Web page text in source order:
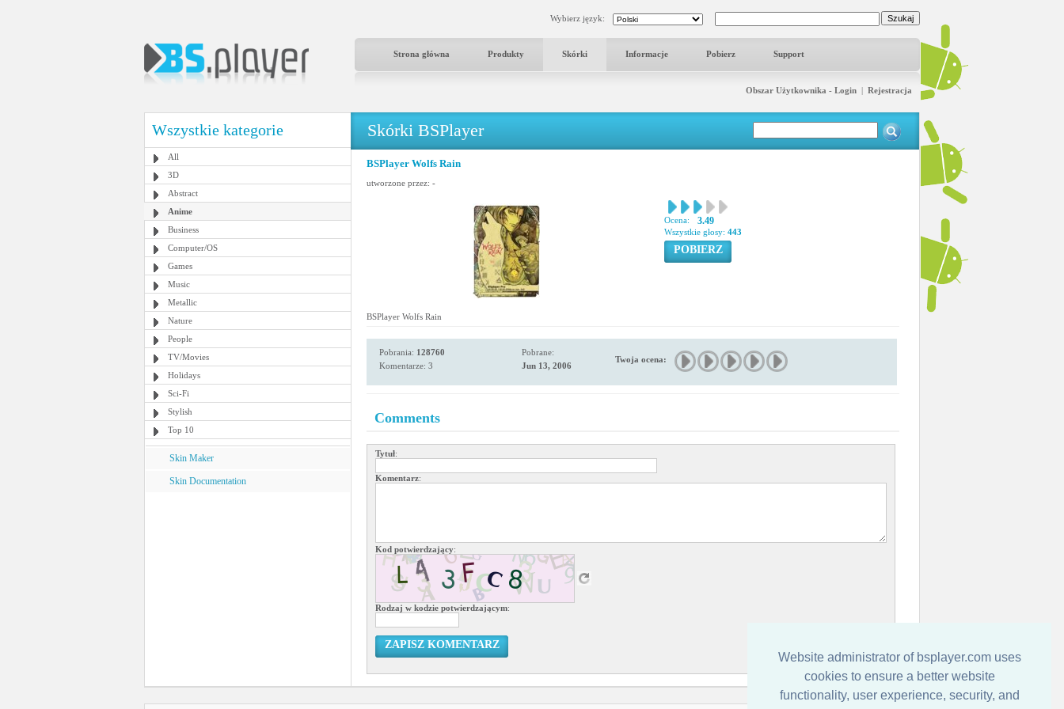
Website administrator of bsplayer.com uses
cookies to ensure a better website
functionality, user experience, security, and
Wybierz język:
Strona główna Produkty Skórki Informacje Pobierz Support
Obszar Użytkownika - Login | Rejestracja
Wszystkie kategorie
All
3D
Abstract
Anime
Business
Computer/OS
Games
Music
Metallic
Nature
People
TV/Movies
Holidays
Sci-Fi
Stylish
Top 10
Skin Maker
Skin Documentation
Skórki BSPlayer
BSPlayer Wolfs Rain
utworzone przez: -
Ocena: 3.49
Wszystkie głosy: 443
POBIERZ
BSPlayer Wolfs Rain
Pobrania: 128760
Komentarze: 3
Pobrane:
Jun 13, 2006
Twoja ocena:
Comments
Tytuł:
Komentarz:
Kod potwierdzający:
Rodzaj w kodzie potwierdzającym:
ZAPISZ KOMENTARZ